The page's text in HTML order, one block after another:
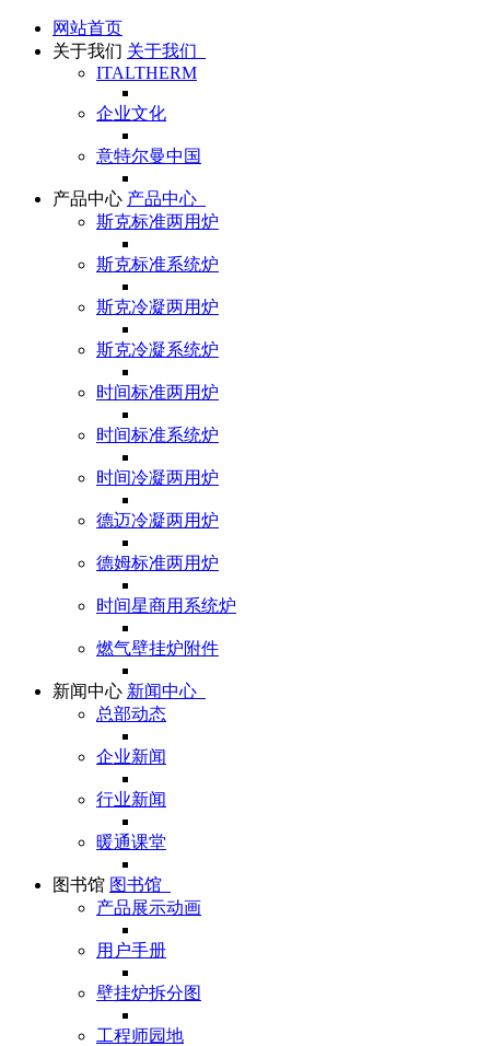
网站首页
关于我们 关于我们
ITALTHERM
企业文化
意特尔曼中国
产品中心 产品中心
斯克标准两用炉
斯克标准系统炉
斯克冷凝两用炉
斯克冷凝系统炉
时间标准两用炉
时间标准系统炉
时间冷凝两用炉
德迈冷凝两用炉
德姆标准两用炉
时间星商用系统炉
燃气壁挂炉附件
新闻中心 新闻中心
总部动态
企业新闻
行业新闻
暖通课堂
图书馆 图书馆
产品展示动画
用户手册
壁挂炉拆分图
工程师园地